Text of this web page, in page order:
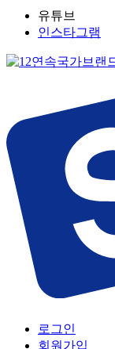
유튜브
인스타그램
로그인
회원가입